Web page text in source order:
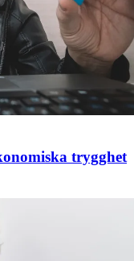
trygghet